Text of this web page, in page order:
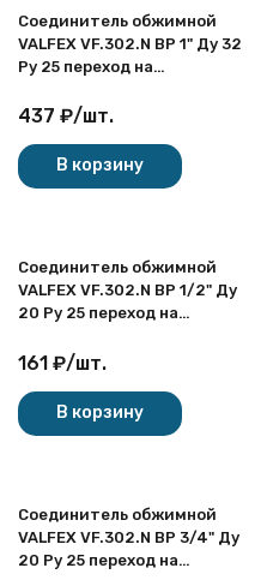
Соединитель обжимной
VALFEX VF.302.N ВР 1" Ду 32
Ру 25 переход на
никелированный латунный
437 ₽/шт.
В корзину
Соединитель обжимной
VALFEX VF.302.N ВР 1/2" Ду
20 Ру 25 переход на
никелированный латунный
161 ₽/шт.
В корзину
Соединитель обжимной
VALFEX VF.302.N ВР 3/4" Ду
20 Ру 25 переход на